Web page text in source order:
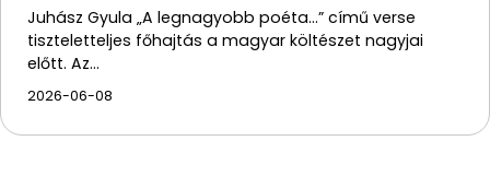
Juhász Gyula „A legnagyobb poéta…” című verse
tiszteletteljes főhajtás a magyar költészet nagyjai
előtt. Az…
2026-06-08